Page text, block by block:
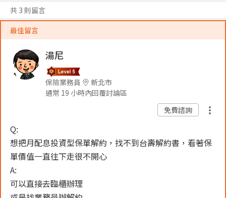
共 3 則留言
最佳留言
湯尼
保險業務員
新北市
通常 19 小時內回覆討論區
免費諮詢
Q:
想把月配息投資型保單解約，找不到台壽解約書，看著保
單價值一直往下走很不開心
A:
可以直接去臨櫃辦理